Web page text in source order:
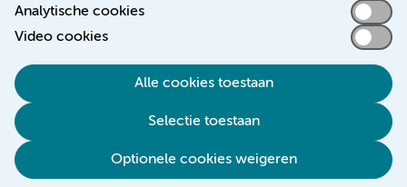
Analytische cookies
Video cookies
Alle cookies toestaan
Selectie toestaan
Optionele cookies weigeren
Responsible disclosure
Disclaimer